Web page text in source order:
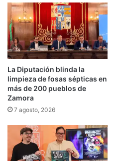
La Diputación blinda la
limpieza de fosas sépticas en
más de 200 pueblos de
Zamora
7 agosto, 2026